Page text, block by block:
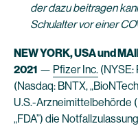
der dazu beitragen
Schulalter vor einer
NEW YORK, USA und
2021 — Pfizer Inc. (NYSE:
(Nasdaq: BNTX,
U.S.-Arzneimittelbehörde
„FDA”) die